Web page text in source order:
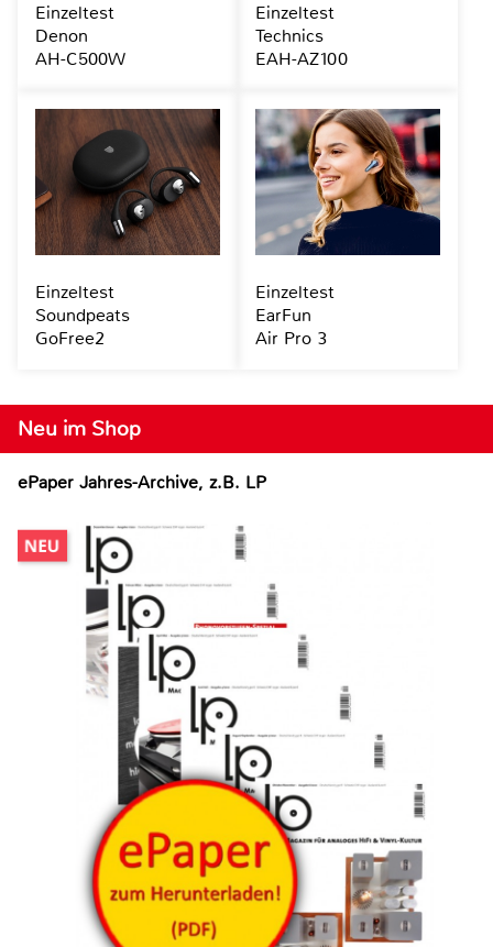
Neu im Shop
ePaper Jahres-Archive, z.B. LP
Einzeltest
Denon
AH-C500W
Einzeltest
Technics
EAH-AZ100
Einzeltest
Soundpeats
GoFree2
Einzeltest
EarFun
Air Pro 3